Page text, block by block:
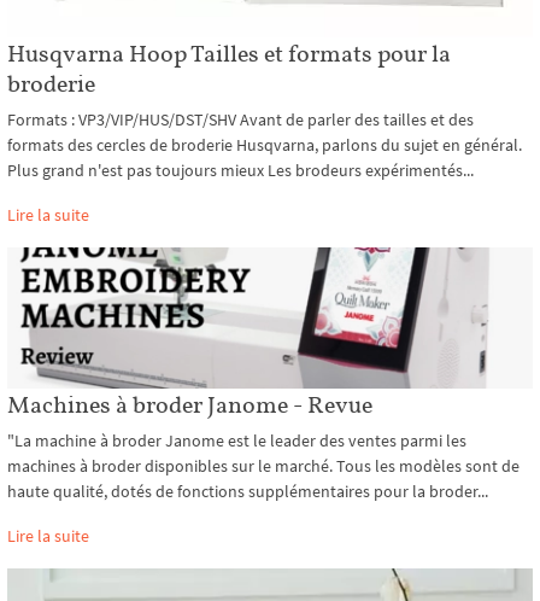
Husqvarna Hoop Tailles et formats pour la
broderie
Formats : VP3/VIP/HUS/DST/SHV Avant de parler des tailles et des
formats des cercles de broderie Husqvarna, parlons du sujet en général.
Plus grand n'est pas toujours mieux Les brodeurs expérimentés...
Lire la suite
Machines à broder Janome - Revue
"La machine à broder Janome est le leader des ventes parmi les
machines à broder disponibles sur le marché. Tous les modèles sont de
haute qualité, dotés de fonctions supplémentaires pour la broder...
Lire la suite